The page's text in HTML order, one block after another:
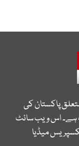
پاکستان کی
ہے۔ اس ویب سائٹ
میڈیا